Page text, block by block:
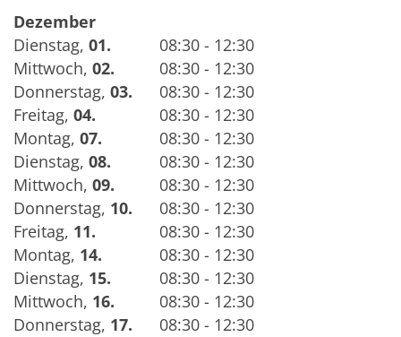
Dezember
Dienstag, 01.
08:30 - 12:30
Mittwoch, 02.
08:30 - 12:30
Donnerstag, 03.
08:30 - 12:30
Freitag, 04.
08:30 - 12:30
Montag, 07.
08:30 - 12:30
Dienstag, 08.
08:30 - 12:30
Mittwoch, 09.
08:30 - 12:30
Donnerstag, 10.
08:30 - 12:30
Freitag, 11.
08:30 - 12:30
Montag, 14.
08:30 - 12:30
Dienstag, 15.
08:30 - 12:30
Mittwoch, 16.
08:30 - 12:30
Donnerstag, 17.
08:30 - 12:30